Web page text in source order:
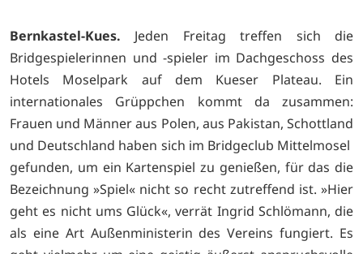
Bernkastel-Kues. Jeden Freitag treffen sich die
Bridgespielerinnen und -spieler im Dachgeschoss des
Hotels Moselpark auf dem Kueser Plateau. Ein
internationales Grüppchen kommt da zusammen:
Frauen und Männer aus Polen, aus Pakistan, Schottland
und Deutschland haben sich im Bridgeclub Mittelmosel
gefunden, um ein Kartenspiel zu genießen, für das die
Bezeichnung »Spiel« nicht so recht zutreffend ist. »Hier
geht es nicht ums Glück«, verrät Ingrid Schlömann, die
als eine Art Außenministerin des Vereins fungiert. Es